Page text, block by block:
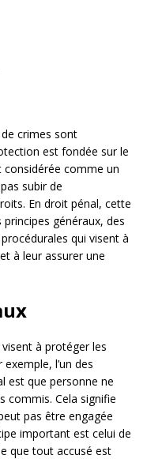
crimes sont
est fondée sur le
comme un
subir de
En droit pénal, cette
généraux, des
qui visent à
à leur assurer une
à protéger les
l’un des
est que personne ne
commis. Cela signifie
pas être engagée
important est celui de
que tout accusé est